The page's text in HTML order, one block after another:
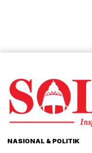
NASIONAL & POLITIK